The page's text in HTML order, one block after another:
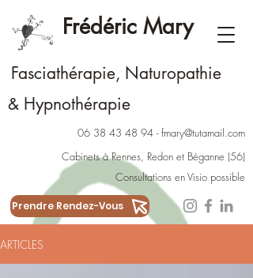
Frédéric Mary
06 38 43 48 94 -fmary@tutamail.com
Cabinets à Rennes, Redon et Béganne (56)
Consultations en Visio possible
Prendre Rendez-Vous
Fasciathérapie, Naturopathie
& Hypnothérapie
ARTICLES